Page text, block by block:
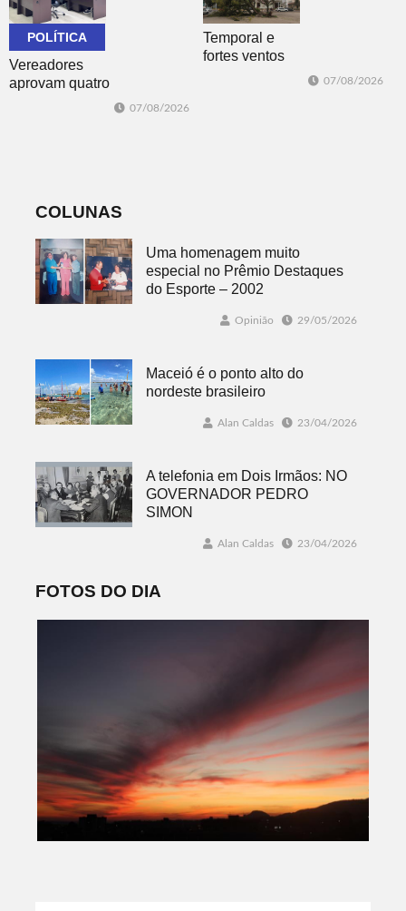
conectada
POLÍTICA
Vereadores
aprovam quatro
07/08/2026
Temporal e
fortes ventos
07/08/2026
COLUNAS
Uma homenagem muito
especial no Prêmio Destaques
do Esporte – 2002
Opinião 29/05/2026
Maceió é o ponto alto do
nordeste brasileiro
Alan Caldas 23/04/2026
A telefonia em Dois Irmãos: NO
GOVERNADOR PEDRO
SIMON
Alan Caldas 23/04/2026
FOTOS DO DIA